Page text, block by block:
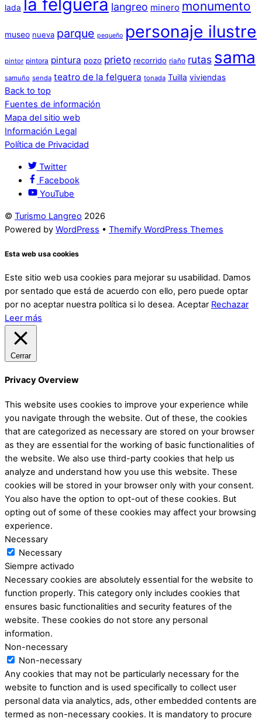
lada la felguera langreo minero monumento
museo nueva parque pequeño personaje ilustre
pintor pintora pintura pozo prieto recorrido riaño rutas sama
samuño senda teatro de la felguera tonada Tuilla viviendas
Back to top
Fuentes de información
Mapa del sitio web
Información Legal
Política de Privacidad
Twitter
Facebook
YouTube
© Turismo Langreo 2026
Powered by WordPress • Themify WordPress Themes
Esta web usa cookies
Este sitio web usa cookies para mejorar su usabilidad. Damos
por sentado que está de acuerdo con ello, pero puede optar
por no aceptar nuestra política si lo desea. Aceptar Rechazar
Leer más
Cerrar
Privacy Overview
This website uses cookies to improve your experience while
you navigate through the website. Out of these, the cookies
that are categorized as necessary are stored on your browser
as they are essential for the working of basic functionalities of
the website. We also use third-party cookies that help us
analyze and understand how you use this website. These
cookies will be stored in your browser only with your consent.
You also have the option to opt-out of these cookies. But
opting out of some of these cookies may affect your browsing
experience.
Necessary
Necessary
Siempre activado
Necessary cookies are absolutely essential for the website to
function properly. This category only includes cookies that
ensures basic functionalities and security features of the
website. These cookies do not store any personal
information.
Non-necessary
Non-necessary
Any cookies that may not be particularly necessary for the
website to function and is used specifically to collect user
personal data via analytics, ads, other embedded contents are
termed as non-necessary cookies. It is mandatory to procure